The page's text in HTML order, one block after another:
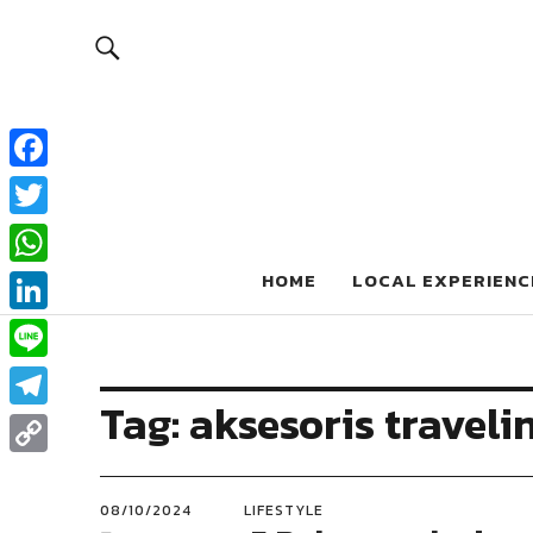
HOME LOCAL
Tag:aksesoris
08/10/2024
LIFESTYLE
Facebook
Twitter
WhatsApp
LinkedIn
Line
Telegram